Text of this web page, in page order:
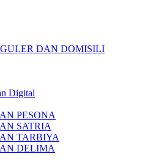
DAN DOMISILI
Digital
PESONA
SATRIA
TARBIYA
DELIMA